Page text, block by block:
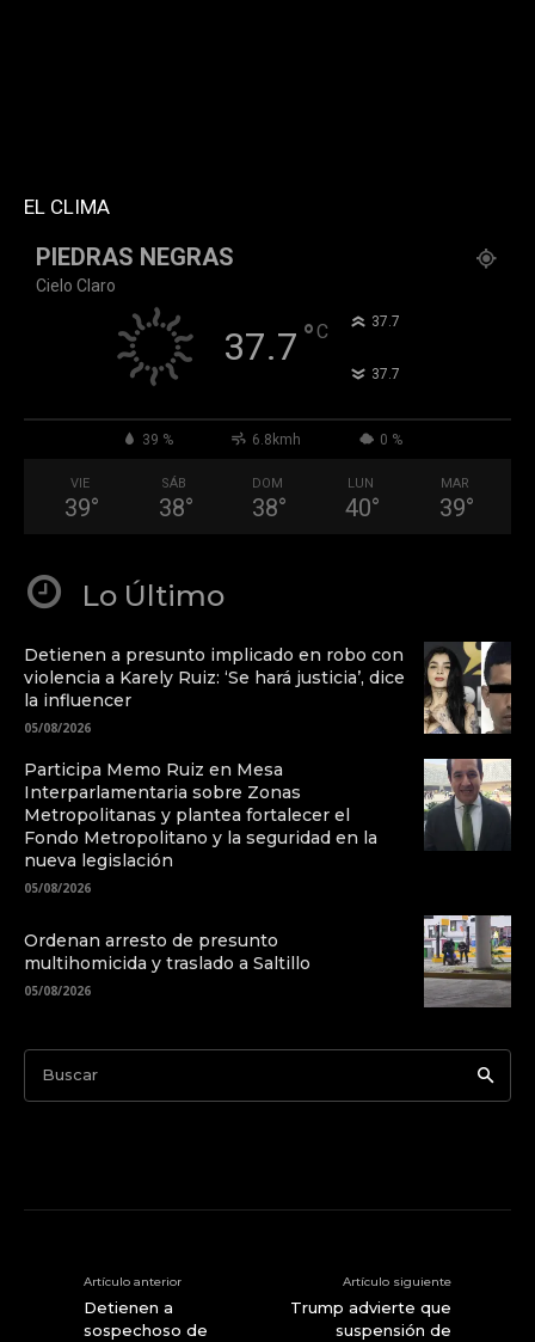
EL CLIMA
PIEDRAS NEGRAS
Cielo Claro
37.7 °C 37.7
37.7
39 % 6.8kmh 0 %
VIE
39°
SÁB
38°
DOM
38°
LUN
40°
MAR
39°
Lo Último
Detienen a presunto implicado en robo con
violencia a Karely Ruiz: ‘Se hará justicia’, dice
la influencer
05/08/2026
Participa Memo Ruiz en Mesa
Interparlamentaria sobre Zonas
Metropolitanas y plantea fortalecer el
Fondo Metropolitano y la seguridad en la
nueva legislación
05/08/2026
Ordenan arresto de presunto
multihomicida y traslado a Saltillo
05/08/2026
Buscar
Artículo anterior
Detienen a
sospechoso de
Artículo siguiente
Trump advierte que
suspensión de